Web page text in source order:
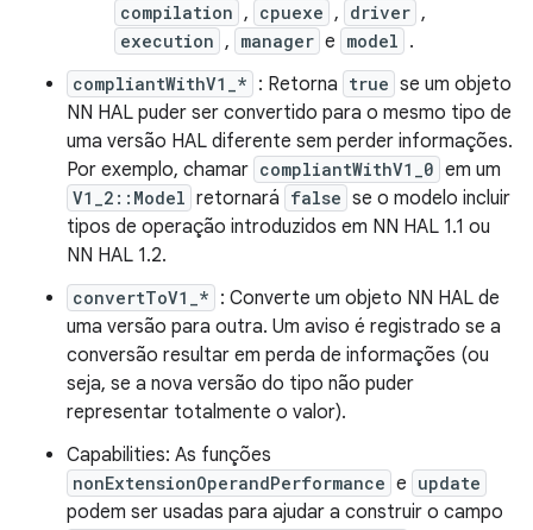
compilation , cpuexe , driver ,
execution , manager e model .
compliantWithV1_* : Retorna true se um objeto
NN HAL puder ser convertido para o mesmo tipo de
uma versão HAL diferente sem perder informações.
Por exemplo, chamar compliantWithV1_0 em um
V1_2::Model retornará false se o modelo incluir
tipos de operação introduzidos em NN HAL 1.1 ou
NN HAL 1.2.
convertToV1_* : Converte um objeto NN HAL de
uma versão para outra. Um aviso é registrado se a
conversão resultar em perda de informações (ou
seja, se a nova versão do tipo não puder
representar totalmente o valor).
Capabilities: As funções
nonExtensionOperandPerformance e update
podem ser usadas para ajudar a construir o campo